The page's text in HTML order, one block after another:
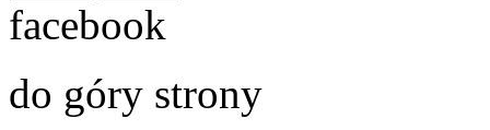
facebook
do góry strony